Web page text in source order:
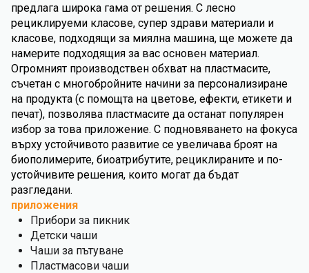
предлага широка гама от решения. С лесно
рециклируеми класове, супер здрави материали и
класове, подходящи за миялна машина, ще можете да
намерите подходящия за вас основен материал.
Огромният производствен обхват на пластмасите,
съчетан с многобройните начини за персонализиране
на продукта (с помощта на цветове, ефекти, етикети и
печат), позволява пластмасите да останат популярен
избор за това приложение. С подновяването на фокуса
върху устойчивото развитие се увеличава броят на
биополимерите, биоатрибутите, рециклираните и по-
устойчивите решения, които могат да бъдат
разгледани.
приложения
Прибори за пикник
Детски чаши
Чаши за пътуване
Пластмасови чаши